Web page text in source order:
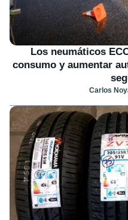
Los neumáticos
consumo y aumentar
Carlos